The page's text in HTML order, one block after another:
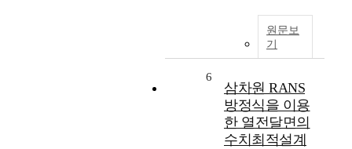
원문보
기
6
삼차원 RANS
방정식을 이용
한 열전달면의
수치최적설계